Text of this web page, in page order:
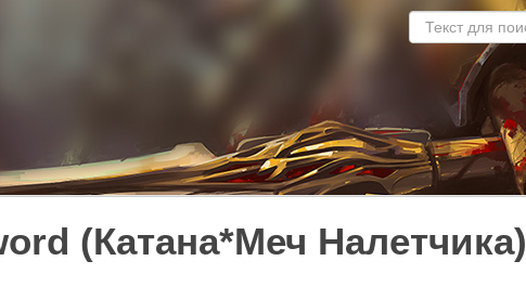
(Катана*Меч Налетчика)